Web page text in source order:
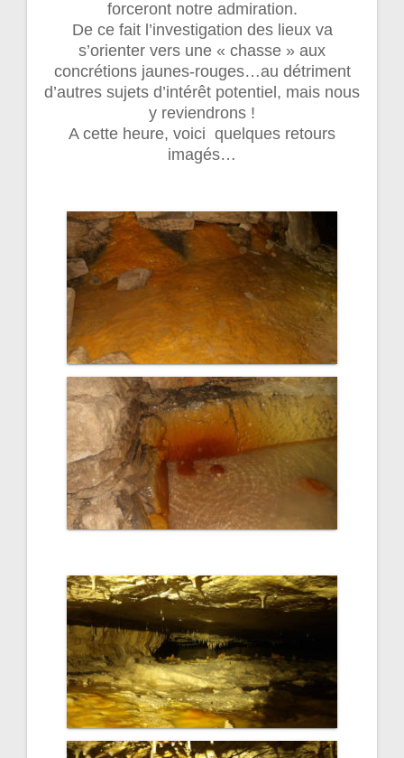
forceront notre admiration.
De ce fait l’investigation des lieux va
s’orienter vers une « chasse » aux
concrétions jaunes-rouges…au détriment
d’autres sujets d’intérêt potentiel, mais nous
y reviendrons !
A cette heure, voici quelques retours
imagés…